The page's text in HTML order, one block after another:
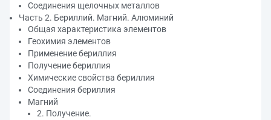
Соединения щелочных металлов
Часть 2. Бериллий. Магний. Алюминий
Общая характеристика элементов
Геохимия элементов
Применение бериллия
Получение бериллия
Химические свойства бериллия
Соединения бериллия
Магний
2. Получение.